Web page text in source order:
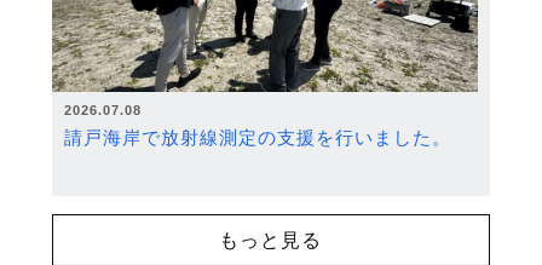
2026.07.08
請戸海岸で放射線測定の支援を行いました。
もっと見る